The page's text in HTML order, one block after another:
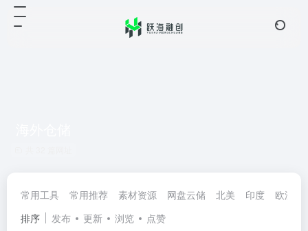
常用工具 常用推荐 素材资源 网盘云储 北美 印度 欧洲
排序
发布 更新 浏览 点赞